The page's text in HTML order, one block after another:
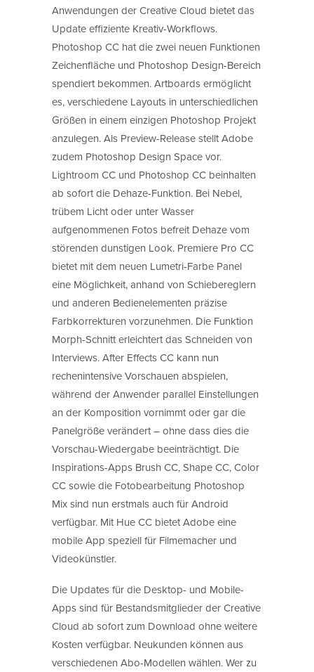
Anwendungen der Creative Cloud bietet das
Update effiziente Kreativ-Workflows.
Photoshop CC hat die zwei neuen Funktionen
Zeichenfläche und Photoshop Design-Bereich
spendiert bekommen. Artboards ermöglicht
es, verschiedene Layouts in unterschiedlichen
Größen in einem einzigen Photoshop Projekt
anzulegen. Als Preview-Release stellt Adobe
zudem Photoshop Design Space vor.
Lightroom CC und Photoshop CC beinhalten
ab sofort die Dehaze-Funktion. Bei Nebel,
trübem Licht oder unter Wasser
aufgenommenen Fotos befreit Dehaze vom
störenden dunstigen Look. Premiere Pro CC
bietet mit dem neuen Lumetri-Farbe Panel
eine Möglichkeit, anhand von Schiebereglern
und anderen Bedienelementen präzise
Farbkorrekturen vorzunehmen. Die Funktion
Morph-Schnitt erleichtert das Schneiden von
Interviews. After Effects CC kann nun
rechenintensive Vorschauen abspielen,
während der Anwender parallel Einstellungen
an der Komposition vornimmt oder gar die
Panelgröße verändert – ohne dass dies die
Vorschau-Wiedergabe beeinträchtigt. Die
Inspirations-Apps Brush CC, Shape CC, Color
CC sowie die Fotobearbeitung Photoshop
Mix sind nun erstmals auch für Android
verfügbar. Mit Hue CC bietet Adobe eine
mobile App speziell für Filmemacher und
Videokünstler.
Die Updates für die Desktop- und Mobile-
Apps sind für Bestandsmitglieder der Creative
Cloud ab sofort zum Download ohne weitere
Kosten verfügbar. Neukunden können aus
verschiedenen Abo-Modellen wählen. Wer zu